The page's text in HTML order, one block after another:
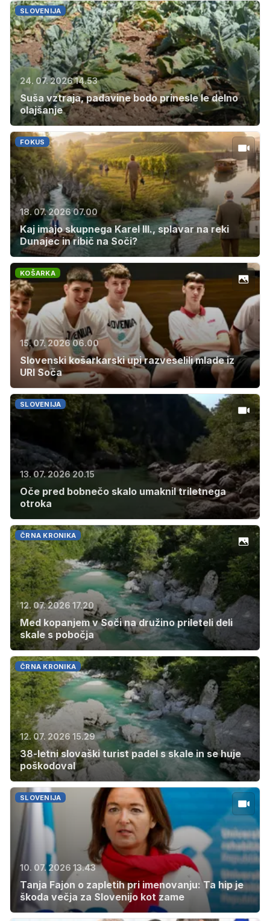
SLOVENIJA
24. 07. 2026 14.53
Suša vztraja, padavine bodo prinesle le delno
olajšanje
FOKUS
18. 07. 2026 07.00
Kaj imajo skupnega Karel III., splavar na reki
Dunajec in ribič na Soči?
KOŠARKA
15. 07. 2026 06.00
Slovenski košarkarski upi razveselili mlade iz
URI Soča
SLOVENIJA
13. 07. 2026 20.15
Oče pred bobnečo skalo umaknil triletnega
otroka
ČRNA KRONIKA
12. 07. 2026 17.20
Med kopanjem v Soči na družino prileteli deli
skale s pobočja
ČRNA KRONIKA
12. 07. 2026 15.29
38-letni slovaški turist padel s skale in se huje
poškodoval
SLOVENIJA
10. 07. 2026 13.43
Tanja Fajon o zapletih pri imenovanju: Ta hip je
škoda večja za Slovenijo kot zame